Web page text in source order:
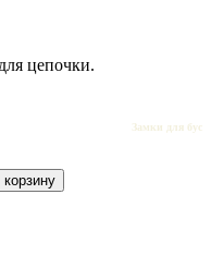
цепочки.
Замки для бус